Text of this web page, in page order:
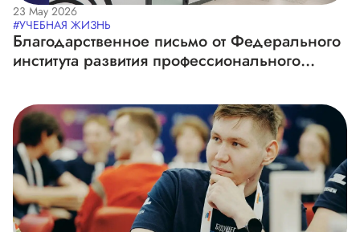
23 May 2026
#УЧЕБНАЯ ЖИЗНЬ
Благодарственное письмо от Федерального
института развития профессионального